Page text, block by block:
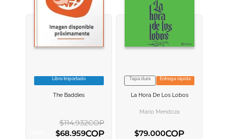
VER INFORMACION
Libro Importado
The Baddies
$114.932COP
$68.959COP
VER INFORMACION
Tapa dura Entrega rápida
La Hora De Los Lobos
Mario Mendoza
$79.000COP